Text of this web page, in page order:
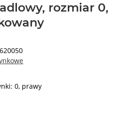
rozmiar 0,
0, prawy